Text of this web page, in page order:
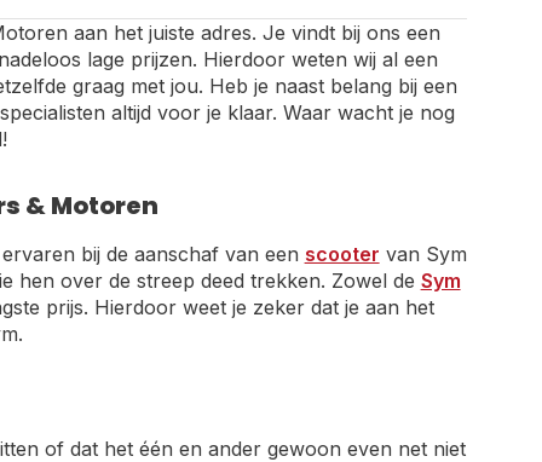
aan het juiste adres. Je vindt bij ons een
lage prijzen. Hierdoor weten wij al een
graag met jou. Heb je naast belang bij een
altijd voor je klaar. Waar wacht je nog
& Motoren
bij de aanschaf van een scooter van Sym
hen over de streep deed trekken. Zowel de Sym
prijs. Hierdoor weet je zeker dat je aan het
of dat het één en ander gewoon even net niet